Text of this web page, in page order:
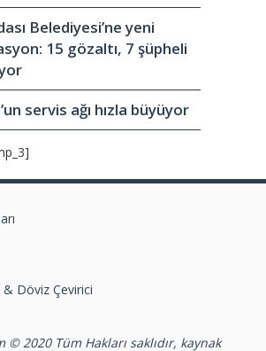
Belediyesi’ne yeni
15 gözaltı, 7 şüpheli
servis ağı hızla büyüyor
& Döviz Çevirici
2020 Tüm Hakları saklıdır, kaynak